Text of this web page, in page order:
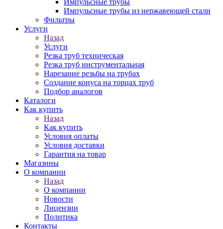
Импульсные трубы
Импульсные трубы из нержавеющей стали
Фильтры
Услуги
Назад
Услуги
Резка труб техническая
Резка труб инструментальная
Нарезание резьбы на трубах
Создание конуса на торцах труб
Подбор аналогов
Каталоги
Как купить
Назад
Как купить
Условия оплаты
Условия доставки
Гарантия на товар
Магазины
О компании
Назад
О компании
Новости
Лицензии
Политика
Контакты